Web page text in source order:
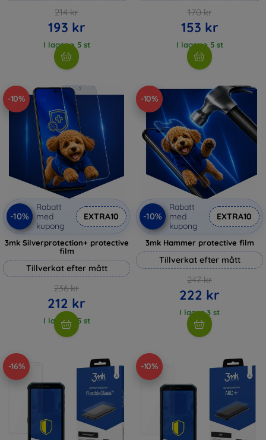
214 kr
193 kr
I lager > 5 st
170 kr
153 kr
I lager > 5 st
-10%
-10%
Rabatt
med
kupong
EXTRA10
3mk Silverprotection+ protective
film
Tillverkat efter mått
236 kr
212 kr
I lager > 5 st
-10%
-10%
Rabatt
med
kupong
EXTRA10
3mk Hammer protective film
Tillverkat efter mått
247 kr
222 kr
I lager 3 st
-16% -10%